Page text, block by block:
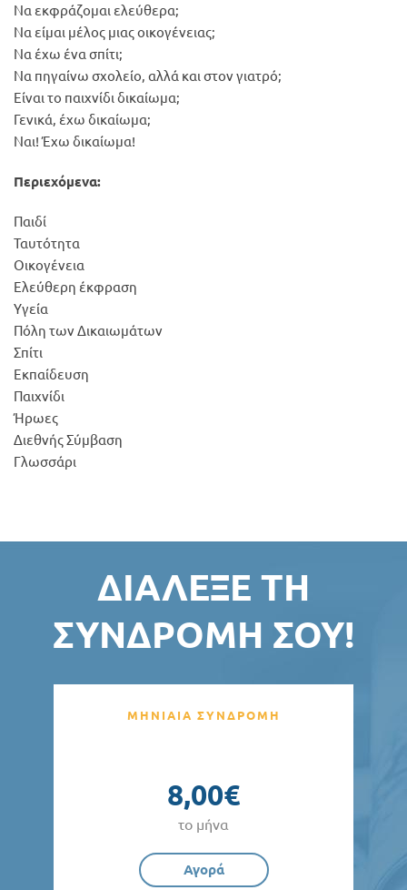
Να εκφράζομαι ελεύθερα;
Να είμαι μέλος μιας οικογένειας;
Να έχω ένα σπίτι;
Να πηγαίνω σχολείο, αλλά και στον γιατρό;
Είναι το παιχνίδι δικαίωμα;
Γενικά, έχω δικαίωμα;
Ναι! Έχω δικαίωμα!
Περιεχόμενα:
Παιδί
Ταυτότητα
Οικογένεια
Ελεύθερη έκφραση
Υγεία
Πόλη των Δικαιωμάτων
Σπίτι
Εκπαίδευση
Παιχνίδι
Ήρωες
Διεθνής Σύμβαση
Γλωσσάρι
ΔΙΆΛΕΞΕ ΤΗ
ΣΥΝΔΡΟΜΉ ΣΟΥ!
ΜΗΝΙΑΙΑ ΣΥΝΔΡΟΜΗ
8,00€
το μήνα
Αγορά